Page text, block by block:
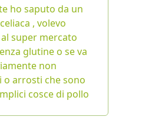
ho saputo da un
, volevo
super mercato
glutine o se va
non
arrosti che sono
cosce di pollo